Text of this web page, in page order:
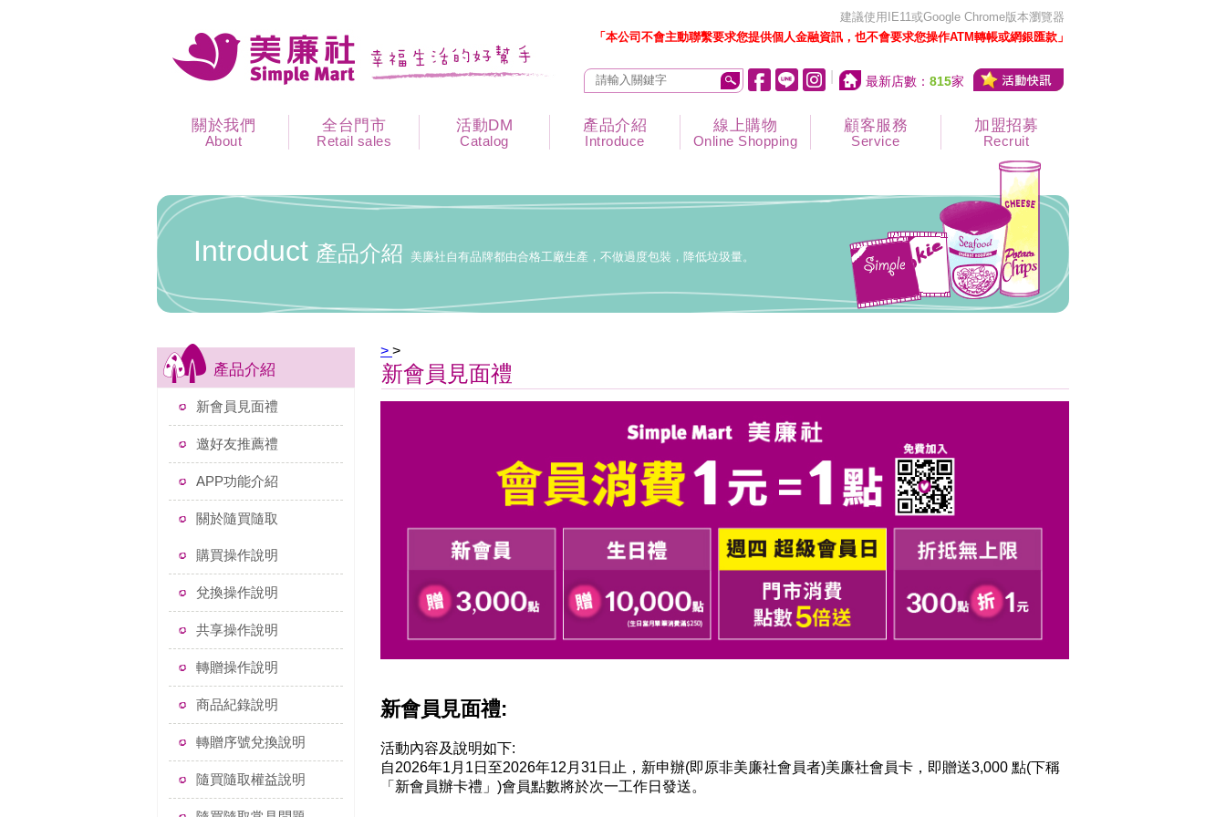
建議使用IE11或Google Chrome版本瀏覽器
「本公司不會主動聯繫要求您提供個人金融資訊，也不會要求您操作ATM轉帳或網銀匯款」
最新店數： 815家
關於我們
About
全台門市
Retail sales
活動DM
Catalog
產品介紹
Introduce
線上購物
Online Shopping
顧客服務
Service
加盟招募
Recruit
Introduct 產品介紹 美廉社自有品牌都由合格工廠生產，不做過度包裝，降低垃圾量。
產品介紹
新會員見面禮
邀好友推薦禮
APP功能介紹
關於隨買隨取
購買操作說明
兌換操作說明
共享操作說明
轉贈操作說明
商品紀錄說明
轉贈序號兌換說明
隨買隨取權益說明
> >
新會員見面禮
新會員見面禮:
活動內容及說明如下:
自2026年1月1日至2026年12月31日止，新申辦(即原非美廉社會員者)美廉社會員卡，即贈送3,000 點(下稱
「新會員辦卡禮」)會員點數將於次一工作日發送。